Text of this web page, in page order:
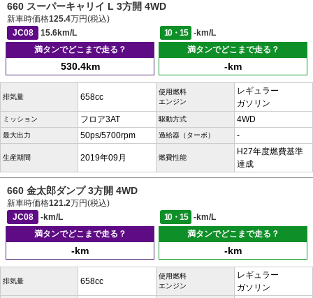
660 スーパーキャリイ L 3方開 4WD
新車時価格125.4万円(税込)
JC08
15.6km/L 10・15
-km/L
満タンでどこまで走る？
530.4km
満タンでどこまで走る？
-km
排気量 658cc
使用燃料
エンジン
レギュラー
ガソリン
ミッション フロア3AT 駆動方式 4WD
最大出力 50ps/5700rpm 過給器（ターボ） -
生産期間 2019年09月 燃費性能
H27年度燃費基準
達成
660 金太郎ダンプ 3方開 4WD
新車時価格121.2万円(税込)
JC08
-km/L 10・15
-km/L
満タンでどこまで走る？
-km
満タンでどこまで走る？
-km
排気量 658cc
使用燃料
エンジン
レギュラー
ガソリン